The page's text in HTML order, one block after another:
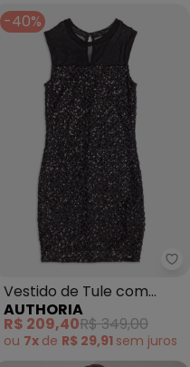
-40%
Vestido de Tule com
Paetê (Preto)
AUTHORIA
R$ 209,40R$ 349,00
ou 7x de R$ 29,91 sem juros